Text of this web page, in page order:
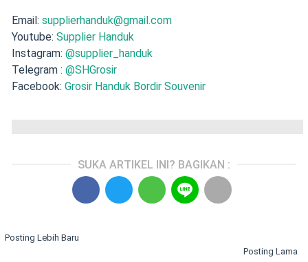
Email: supplierhanduk@gmail.com
Youtube: Supplier Handuk
Instagram: @supplier_handuk
Telegram : @SHGrosir
Facebook: Grosir Handuk Bordir Souvenir
SUKA ARTIKEL INI? BAGIKAN :
Posting Lebih Baru
Posting Lama